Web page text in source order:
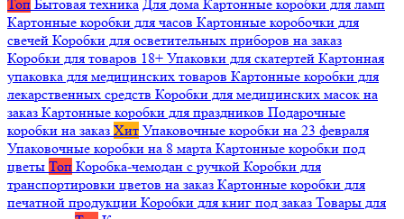
Топ Бытовая техника Для дома Картонные коробки для ламп
Картонные коробки для часов Картонные коробочки для
свечей Коробки для осветительных приборов на заказ
Коробки для товаров 18+ Упаковки для скатертей Картонная
упаковка для медицинских товаров Картонные коробки для
лекарственных средств Коробки для медицинских масок на
заказ Картонные коробки для праздников Подарочные
коробки на заказ Хит Упаковочные коробки на 23 февраля
Упаковочные коробки на 8 марта Картонные коробки под
цветы Топ Коробка-чемодан с ручкой Коробки для
транспортировки цветов на заказ Картонные коробки для
печатной продукции Коробки для книг под заказ Товары для